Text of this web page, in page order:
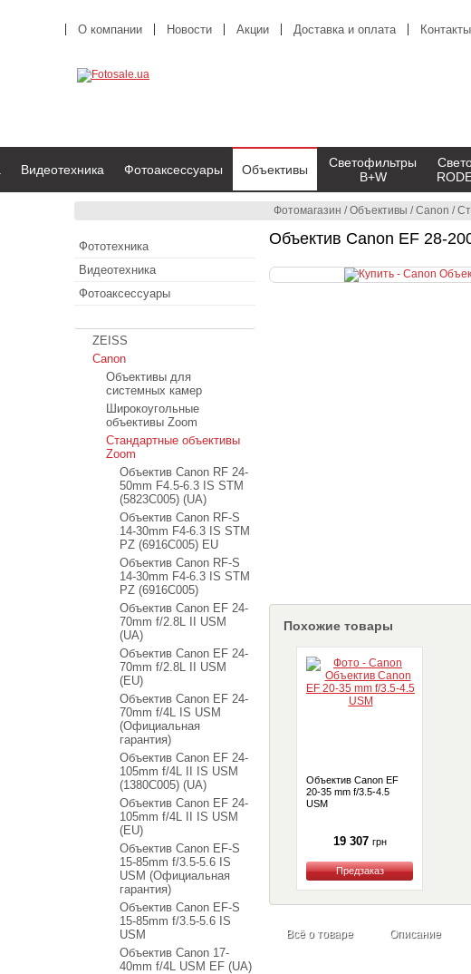
Фотомагазин /Объективы /Canon /
Объектив Canon EF 28-
Похожие товары
Объектив Canon EF
20-35 mm f/3.5-4.5
USM
19 307 грн
Купить
Всё о товаре Описание
О компании Новости Акции Доставка и оплата Контакты
Видеотехника Фотоаксессуары Объективы
Светофильтры
B+W
Фототехника
Видеотехника
Фотоаксессуары
ZEISS
Canon
Объективы для
системных камер
Широкоугольные
объективы Zoom
Стандартные объективы
Zoom
Объектив Canon RF 24-
50mm F4.5-6.3 IS STM
(5823C005) (UA)
Объектив Canon RF-S
14-30mm F4-6.3 IS STM
PZ (6916C005) EU
Объектив Canon RF-S
14-30mm F4-6.3 IS STM
PZ (6916C005)
Объектив Canon EF 24-
70mm f/2.8L II USM
(UA)
Объектив Canon EF 24-
70mm f/2.8L II USM
(EU)
Объектив Canon EF 24-
70mm f/4L IS USM
(Официальная
гарантия)
Объектив Canon EF 24-
105mm f/4L II IS USM
(1380C005) (UA)
Объектив Canon EF 24-
105mm f/4L II IS USM
(EU)
Объектив Canon EF-S
15-85mm f/3.5-5.6 IS
USM (Официальная
гарантия)
Объектив Canon EF-S
15-85mm f/3.5-5.6 IS
USM
Объектив Canon 17-
40mm f/4L USM EF (UA)